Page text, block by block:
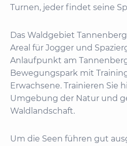
Turnen, jeder findet seine
Das Waldgebiet
Areal für Jogger und
Anlaufpunkt am
Bewegungspark mit
Erwachsene. Trainieren Sie
Umgebung der Natur und
Waldlandschaft.
Um die Seen führen gut